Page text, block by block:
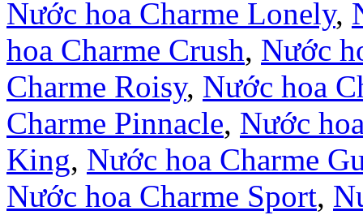
Nước hoa Charme Lonely,
hoa Charme Crush, Nước
Charme Roisy, Nước hoa
Charme Pinnacle, Nước
King, Nước hoa Charme
Nước hoa Charme Sport,